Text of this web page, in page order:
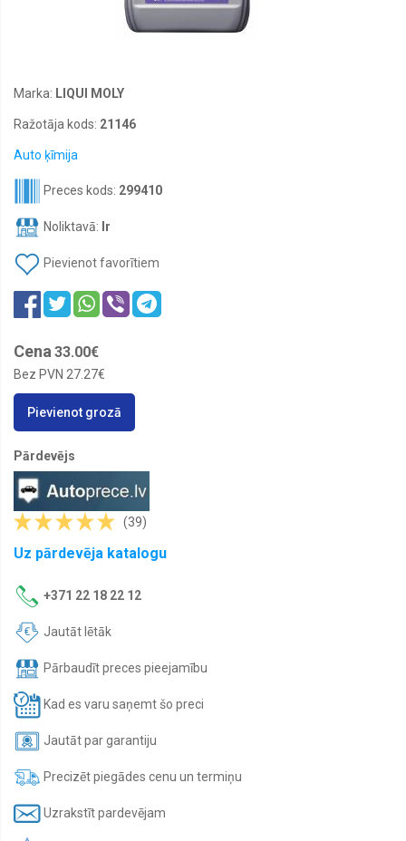
boosteri
Želejas
Jaunas
vasaras
riepas
Jaunas
vissezonas
riepas
M+S
Jaunas
ziemas
Auto
rezerves
Motoreļļas
Laivu
eļļas
Moto
eļļas
Transmisijas
eļļas
Antifrīzs
Auto
ķīmija
Signalizacijas
Marka: LIQUI MOLY
Ražotāja kods: 21146
Auto ķīmija
Preces kods: 299410
Noliktavā: Ir
Pievienot favorītiem
Cena33.00€
Bez PVN 27.27€
Pievienot grozā
Pārdevējs
(39)
Uz pārdevēja katalogu
+371 22 18 22 12
Jautāt lētāk
Pārbaudīt preces pieejamību
Kad es varu saņemt šo preci
Jautāt par garantiju
Precizēt piegādes cenu un termiņu
Uzrakstīt pardevējam